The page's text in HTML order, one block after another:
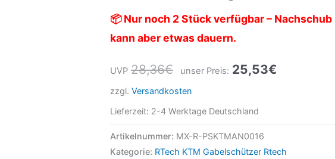
📦 Nur noch 2 Stück verfügbar –
kann aber etwas dauern.
UVP 28,36€ unser Preis: 25,53€
zzgl. Versandkosten
Lieferzeit: 2-4 Werktage Deutschland
Artikelnummer: MX-R-PSKTMAN0016
Kategorie: RTech KTM Gabelschützer Rtech
Orange
Menge